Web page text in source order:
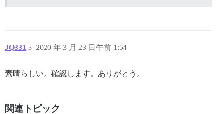
JQ331 2020 年 3 月 23 日午前 1:54
3
素晴らしい。確認します。ありがとう。
関連トピック